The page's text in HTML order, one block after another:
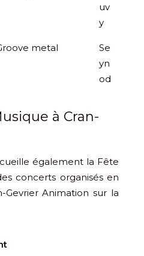
uv
y
metal
Se
yn
od
à Cran-
également la Fête
concerts organisés en
Gevrier Animation sur la